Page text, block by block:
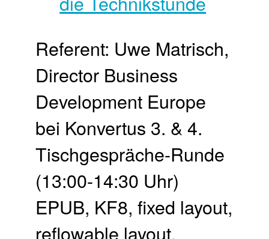
Referent: Uwe Matrisch,
Director Business
Development Europe
bei Konvertus 3. & 4.
Tischgespräche-Runde
(13:00-14:30 Uhr)
EPUB, KF8, fixed layout,
reflowable layout,